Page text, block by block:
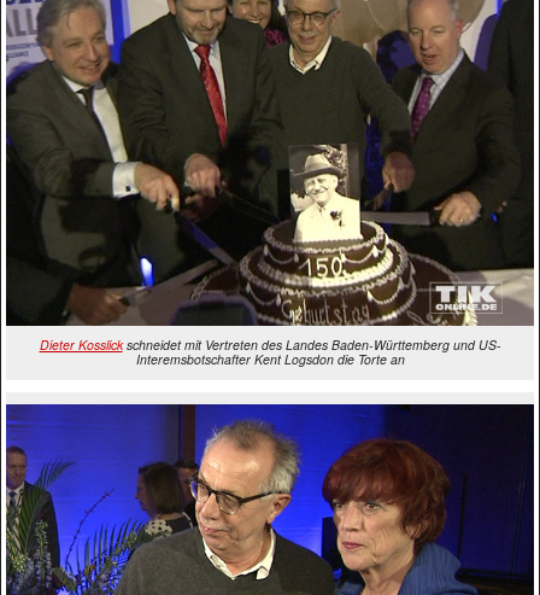
Dieter Kosslickschneidet mit Vertreten des Landes Baden-Württemberg und US-
Interemsbotschafter Kent Logsdon die Torte an